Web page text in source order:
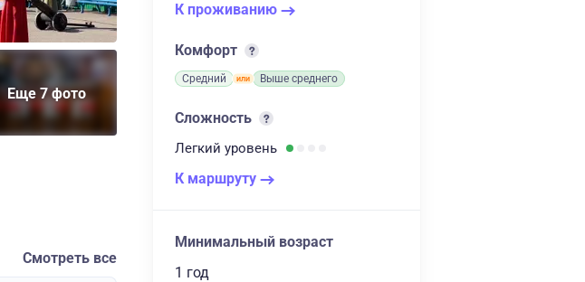
Еще 7 фото
Смотреть все
К проживанию
Комфорт
Средний Выше среднего
Сложность
Легкий уровень
К маршруту
Минимальный возраст
1 год